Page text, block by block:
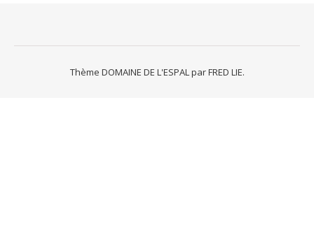
Thème DOMAINE DE L'ESPAL parFRED LIE.